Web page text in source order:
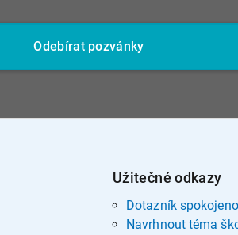
Odebírat pozvánky
Užitečné odkazy
Dotazník
Navrhnout téma